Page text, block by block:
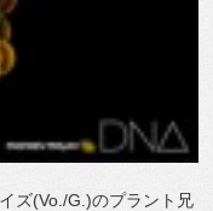
ズ(Vo./G.)のプラント兄